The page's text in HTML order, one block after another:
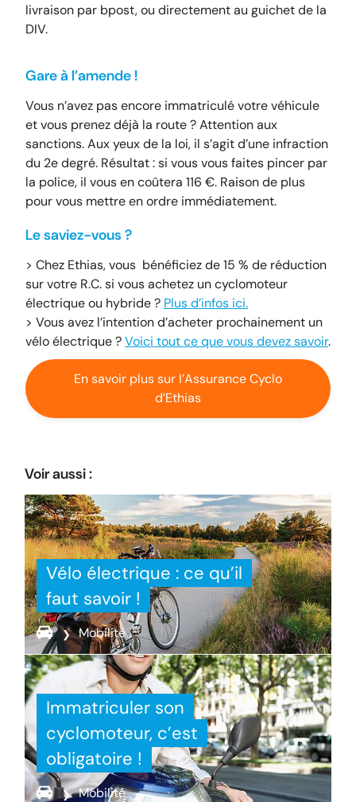
livraison par bpost, ou directement au guichet de la
DIV.
Gare à l’amende !
Vous n’avez pas encore immatriculé votre véhicule
et vous prenez déjà la route ? Attention aux
sanctions. Aux yeux de la loi, il s’agit d’une infraction
du 2e degré. Résultat : si vous vous faites pincer par
la police, il vous en coûtera 116 €. Raison de plus
pour vous mettre en ordre immédiatement.
Le saviez-vous ?
> Chez Ethias, vous bénéficiez de 15 % de réduction
sur votre R.C. si vous achetez un cyclomoteur
électrique ou hybride ? Plus d’infos ici.
> Vous avez l’intention d’acheter prochainement un
vélo électrique ?Voici tout ce que vous devez savoir.
En savoir plus sur l’Assurance Cyclo
d’Ethias
Voir aussi :
Vélo électrique : ce qu’il
faut savoir !
Mobilité
Immatriculer son
cyclomoteur, c’est
obligatoire !
Mobilité